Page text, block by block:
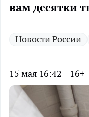
вам десятки
Новости России
15 мая 16:42 16+